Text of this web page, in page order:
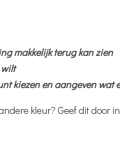
makkelijk terug kan zien
kiezen en aangeven wat
kleur? Geef dit door